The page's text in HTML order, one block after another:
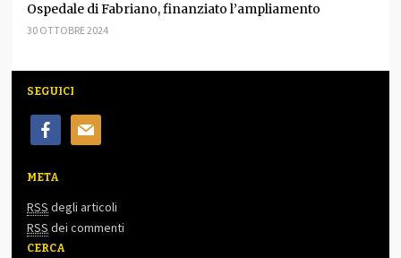
Ospedale di Fabriano, finanziato l’ampliamento
30 OTTOBRE 2024
SEGUICI
facebookmail
META
RSS degli articoli
RSS dei commenti
CERCA